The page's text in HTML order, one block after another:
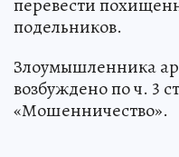
подельников.
Злоумышленника
возбуждено по ч. 3
«Мошенничество».